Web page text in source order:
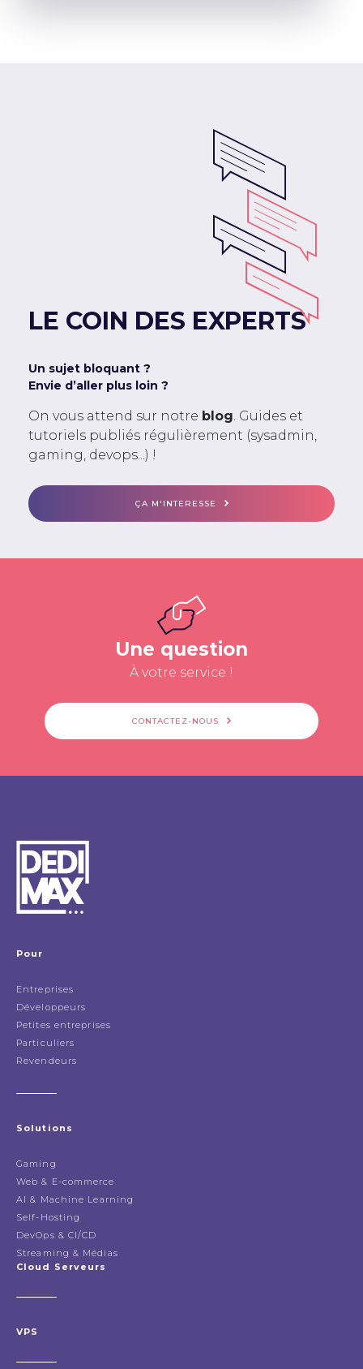
LE COIN DES EXPERTS
Un sujet bloquant ?
Envie d’aller plus loin ?
On vous attend sur notre blog . Guides et
tutoriels publiés régulièrement (sysadmin,
gaming, devops...) !
ÇA M'INTERESSE
Une question
À votre service !
CONTACTEZ-NOUS
Pour
Entreprises
Développeurs
Petites entreprises
Particuliers
Revendeurs
Solutions
Gaming
Web & E-commerce
AI & Machine Learning
Self-Hosting
DevOps & CI/CD
Streaming & Médias
Cloud Serveurs
VPS